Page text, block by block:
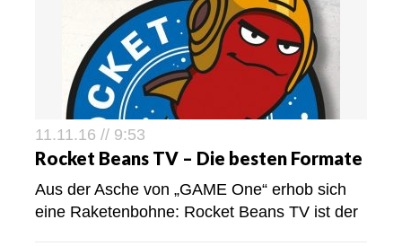
11.11.16 // 9:53
Rocket Beans TV – Die besten Formate
Aus der Asche von „GAME One“ erhob sich
eine Raketenbohne: Rocket Beans TV ist der